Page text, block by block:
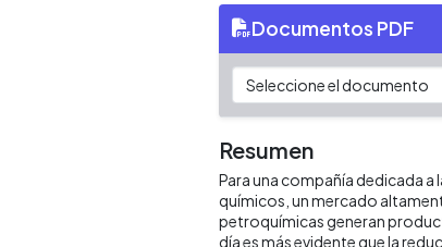
Documentos PDF
Resumen
Para una compañía dedicada
químicos, un mercado
petroquímicas generan
día es más evidente que la